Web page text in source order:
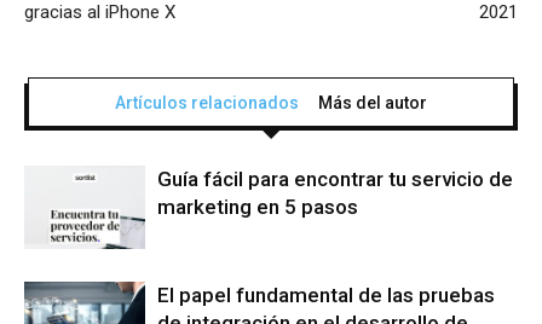
gracias al iPhone X
2021
Artículos relacionados Más del autor
Guía fácil para encontrar tu servicio de
marketing en 5 pasos
El papel fundamental de las pruebas